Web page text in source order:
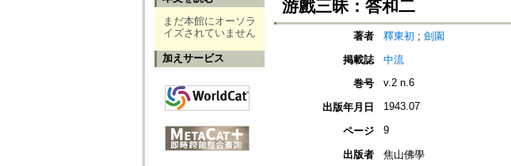
まだ本館にオーソラ
イズされていません
加えサービス
游戲三昧：答和二
著者 釋東初 ; 劍園
掲載誌
中流
巻号
v.2 n.6
出版年月日 1943.07
ページ 9
出版者
焦山佛學